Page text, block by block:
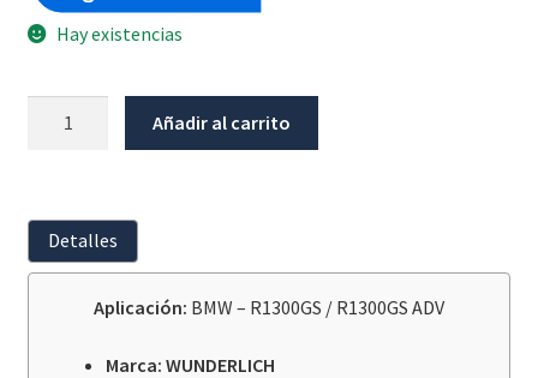
Hay existencias
R1300GS/ADV
cantidad
Añadir al carrito
Detalles
Aplicación: BMW – R1300GS / R1300GS ADV
Marca: WUNDERLICH